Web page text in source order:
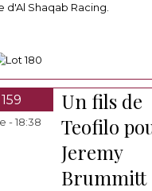
d'Al Shaqab Racing.
- 18:38
Un fils de
Teofilo
Jeremy
Brummitt